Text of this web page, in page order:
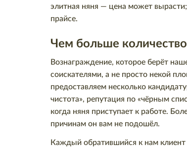
элитная няня — цена может
прайсе.
Чем больше
Вознаграждение, которое берёт
соискателями, а не просто некой
предоставляем несколько
чистота», репутация по «чёрным
когда няня приступает к работе.
причинам он вам не подошёл.
Каждый обратившийся к нам клиент